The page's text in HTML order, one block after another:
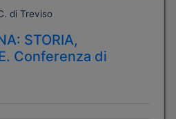
di Treviso
STORIA,
Conferenza di